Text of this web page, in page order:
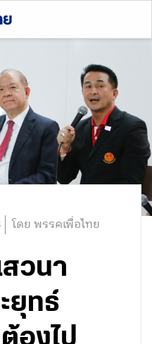
โดย พรรคเพื่อไทย
สวนา
ยุทธ์
องไป